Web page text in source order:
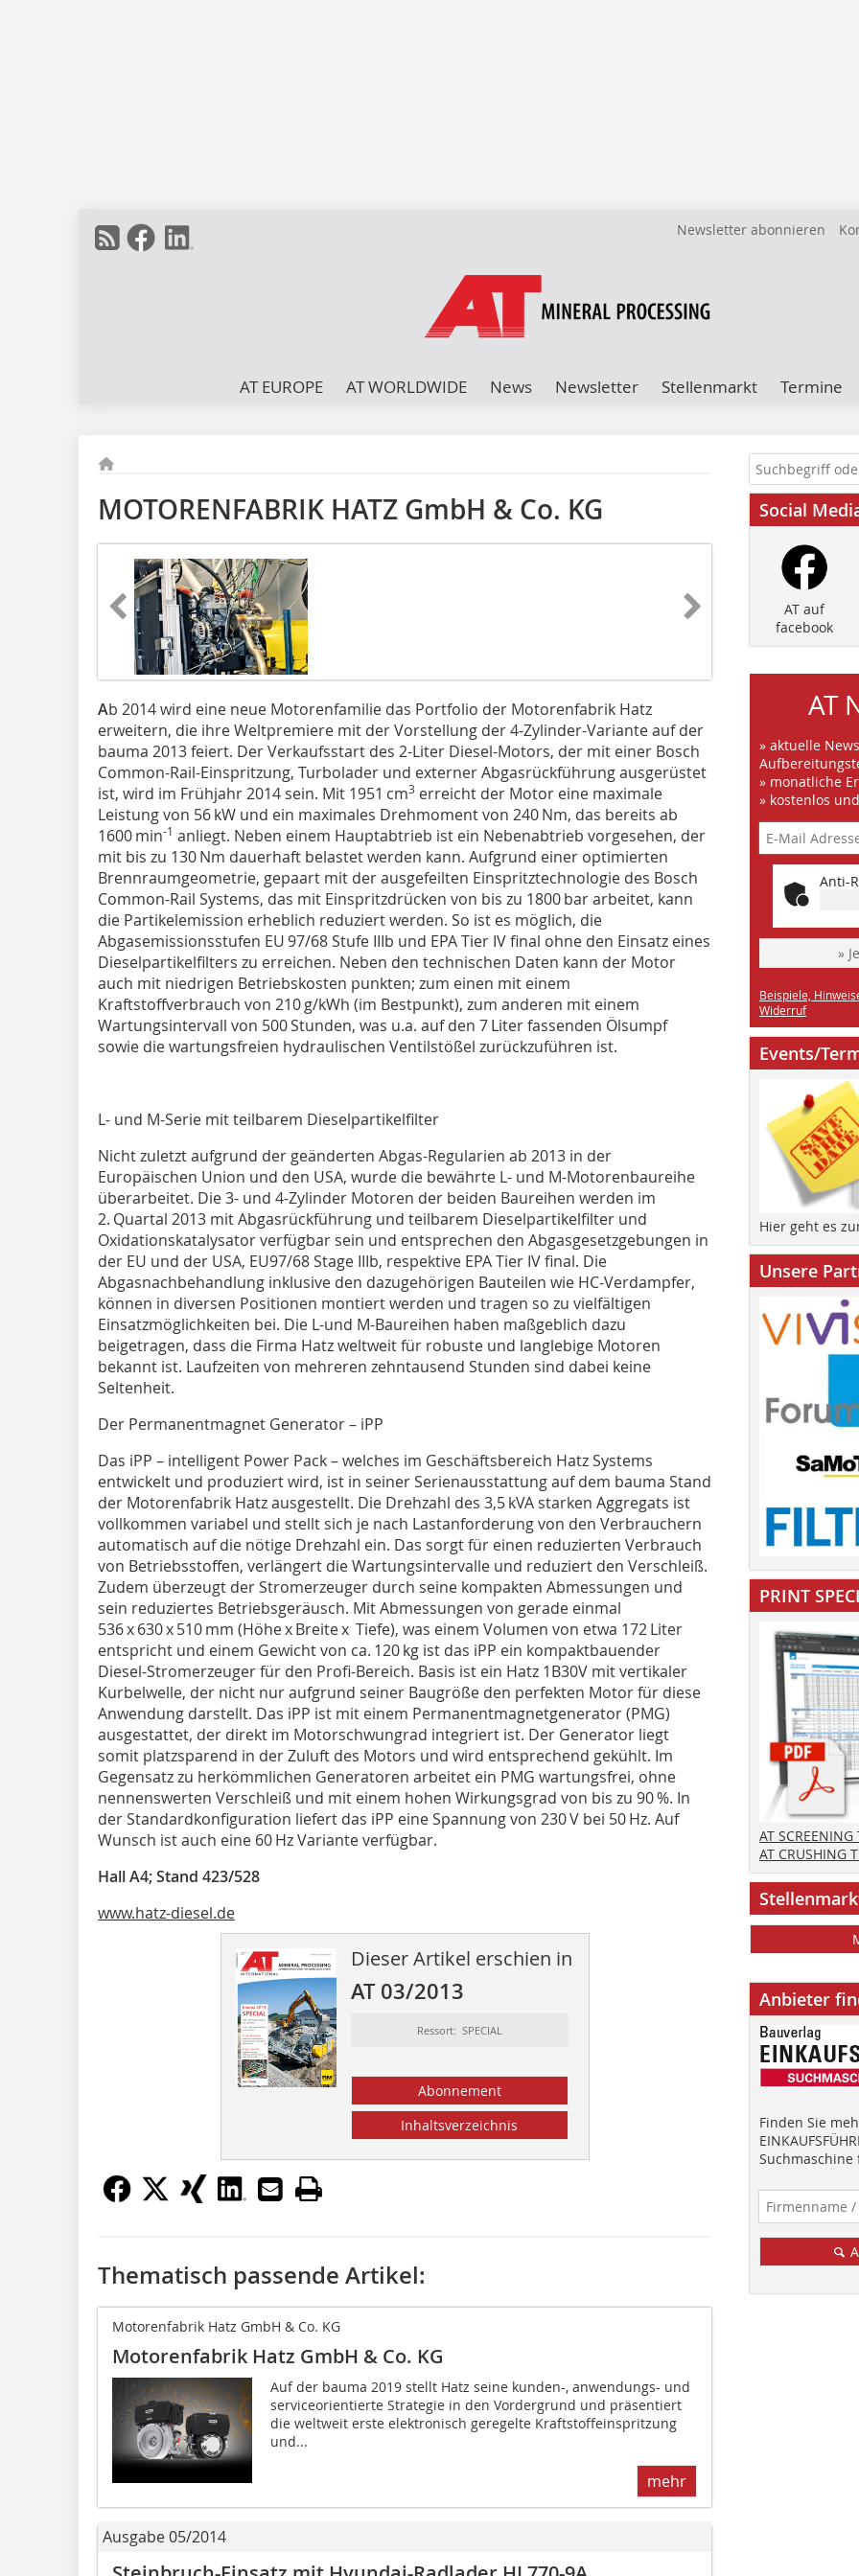
Newsletter abonnieren
AT EUROPE AT WORLDWIDE News Newsletter Stellenmarkt Termine
MOTORENFABRIK HATZ GmbH & Co. KG
Ab 2014 wird eine neue Motorenfamilie das Portfolio der Motorenfabrik Hatz
erweitern, die ihre Weltpremiere mit der Vorstellung der 4-Zylinder-Variante auf der
bauma 2013 feiert. Der Verkaufsstart des 2-Liter Diesel-Motors, der mit einer Bosch
Common-Rail-Einspritzung, Turbolader und externer Abgasrückführung ausgerüstet
ist, wird im Frühjahr 2014 sein. Mit 1951 cm3 erreicht der Motor eine maximale
Leistung von 56 kW und ein maximales Drehmoment von 240 Nm, das bereits ab
1600 min-1 anliegt. Neben einem Hauptabtrieb ist ein Nebenabtrieb vorgesehen, der
mit bis zu 130 Nm dauerhaft belastet werden kann. Aufgrund einer optimierten
Brennraumgeometrie, gepaart mit der ausgefeilten Einspritztechnologie des Bosch
Common-Rail Systems, das mit Einspritzdrücken von bis zu 1800 bar arbeitet, kann
die Partikelemission erheblich reduziert werden. So ist es möglich, die
Abgasemissionsstufen EU 97/68 Stufe IIIb und EPA Tier IV final ohne den Einsatz eines
Dieselpartikelfilters zu erreichen. Neben den technischen Daten kann der Motor
auch mit niedrigen Betriebskosten punkten; zum einen mit einem
Kraftstoffverbrauch von 210 g/kWh (im Bestpunkt), zum anderen mit einem
Wartungsintervall von 500 Stunden, was u.a. auf den 7 Liter fassenden Ölsumpf
sowie die wartungsfreien hydraulischen Ventilstößel zurückzuführen ist.
L- und M-Serie mit teilbarem Dieselpartikelfilter
Nicht zuletzt aufgrund der geänderten Abgas-Regularien ab 2013 in der
Europäischen Union und den USA, wurde die bewährte L- und M-Motorenbaureihe
überarbeitet. Die 3- und 4-Zylinder Motoren der beiden Baureihen werden im
2. Quartal 2013 mit Abgasrückführung und teilbarem Dieselpartikelfilter und
Oxidationskatalysator verfügbar sein und entsprechen den Abgasgesetzgebungen in
der EU und der USA, EU97/68 Stage IIIb, respektive EPA Tier IV final. Die
Abgasnachbehandlung inklusive den dazugehörigen Bauteilen wie HC-Verdampfer,
können in diversen Positionen montiert werden und tragen so zu vielfältigen
Einsatzmöglichkeiten bei. Die L-und M-Baureihen haben maßgeblich dazu
beigetragen, dass die Firma Hatz weltweit für robuste und langlebige Motoren
bekannt ist. Laufzeiten von mehreren zehntausend Stunden sind dabei keine
Seltenheit.
Der Permanentmagnet Generator – iPP
Das iPP – intelligent Power Pack – welches im Geschäftsbereich Hatz Systems
entwickelt und produziert wird, ist in seiner Serienausstattung auf dem bauma Stand
der Motorenfabrik Hatz ausgestellt. Die Drehzahl des 3,5 kVA starken Aggregats ist
vollkommen variabel und stellt sich je nach Lastanforderung von den Verbrauchern
automatisch auf die nötige Drehzahl ein. Das sorgt für einen reduzierten Verbrauch
von Betriebsstoffen, verlängert die Wartungsintervalle und reduziert den Verschleiß.
Zudem überzeugt der Stromerzeuger durch seine kompakten Abmessungen und
sein reduziertes Betriebsgeräusch. Mit Abmessungen von gerade einmal
536 x 630 x 510 mm (Höhe x Breite x Tiefe), was einem Volumen von etwa 172 Liter
entspricht und einem Gewicht von ca. 120 kg ist das iPP ein kompaktbauender
Diesel-Stromerzeuger für den Profi-Bereich. Basis ist ein Hatz 1B30V mit vertikaler
Kurbelwelle, der nicht nur aufgrund seiner Baugröße den perfekten Motor für diese
Anwendung darstellt. Das iPP ist mit einem Permanentmagnetgenerator (PMG)
ausgestattet, der direkt im Motorschwungrad integriert ist. Der Generator liegt
somit platzsparend in der Zuluft des Motors und wird entsprechend gekühlt. Im
Gegensatz zu herkömmlichen Generatoren arbeitet ein PMG wartungsfrei, ohne
nennenswerten Verschleiß und mit einem hohen Wirkungsgrad von bis zu 90 %. In
der Standardkonfiguration liefert das iPP eine Spannung von 230 V bei 50 Hz. Auf
Wunsch ist auch eine 60 Hz Variante verfügbar.
Hall A4; Stand 423/528
www.hatz-diesel.de
Dieser Artikel erschien in
AT 03/2013
Ressort: SPECIAL
Abonnement
Inhaltsverzeichnis
Thematisch passende Artikel:
Motorenfabrik Hatz GmbH & Co. KG
Motorenfabrik Hatz GmbH & Co. KG
Auf der bauma 2019 stellt Hatz seine kunden-, anwendungs- und
serviceorientierte Strategie in den Vordergrund und präsentiert
die weltweit erste elektronisch geregelte Kraftstoffeinspritzung
und...
mehr
Ausgabe 05/2014
Social
AT auf
facebook
AT
» aktuelle
» monatliche
» kostenlos
Anti-
»
Beispiele,
Widerruf
Events/
Hier geht es
Unsere
PRINT
AT
AT CRUSHING
Anbieter
Finden Sie